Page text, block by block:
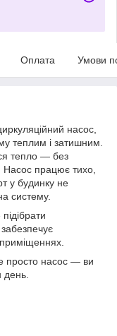
Оплата Умови
насос,
теплим і затишним.
тепло — без
Насос працює тихо,
у будинку не
систему.
просто насос — ви